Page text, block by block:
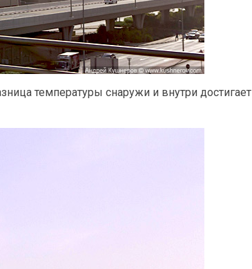
температуры снаружи и внутри достигает